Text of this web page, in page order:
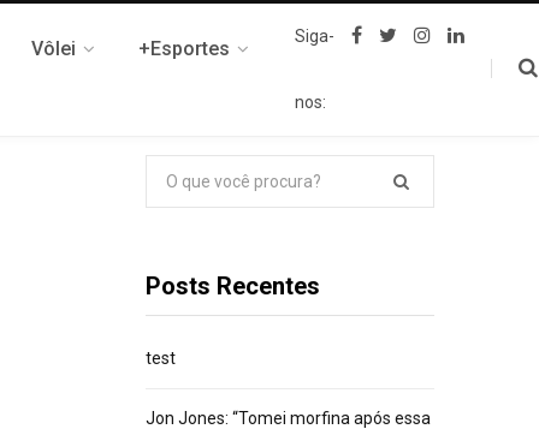
Vôlei +Esportes
Siga-
nos:
F
I
L
Pesquisar
por:
Posts Recentes
test
Jon Jones: “Tomei morfina após essa